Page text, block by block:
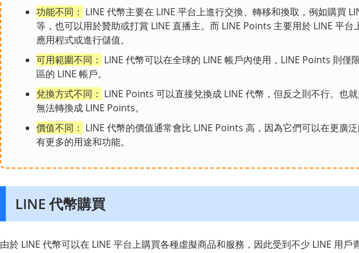
功能不同： LINE 代幣主要在 LINE 平台上進行交換、轉移和換取，例如購買
等，也可以用於贊助或打賞 LINE 直播主。而 LINE Points 主要用於 LINE 平台
應用程式或進行儲值。
可用範圍不同： LINE 代幣可以在全球的 LINE 帳戶內使用，LINE Points 則僅
區的 LINE 帳戶。
兌換方式不同： LINE Points 可以直接兌換成 LINE 代幣，但反之則不行。也
無法轉換成 LINE Points。
價值不同： LINE 代幣的價值通常會比 LINE Points 高，因為它們可以在更廣
有更多的用途和功能。
LINE 代幣購買
由於 LINE 代幣可以在 LINE 平台上購買各種虛擬商品和服務，因此受到不少 LINE 用戶